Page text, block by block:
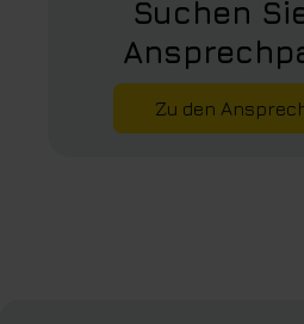
Suchen
Zu den